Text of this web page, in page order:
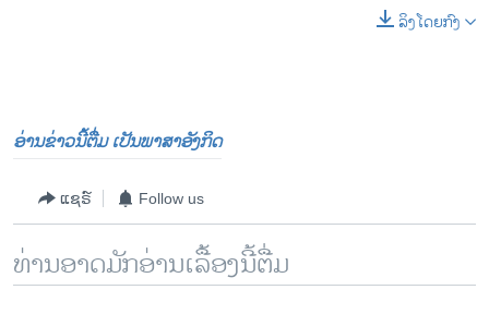
ລິງໂດຍກົງ
ອ່ານຂ່າວນີ້ຕື່ມ ເປັນພາສາອັງກິດ
ແຊຣ໌ Follow us
ທ່ານອາດມັກອ່ານເລື້ອງນີ້ຕື່ມ